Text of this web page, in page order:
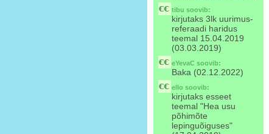
tibu soovib:
kirjutaks 3lk uurimus-
referaadi haridus
teemal 15.04.2019
(03.03.2019)
eYevaC soovib:
Baka (02.12.2022)
ello soovib:
kirjutaks esseet
teemal "Hea usu
põhimõte
lepinguõiguses"